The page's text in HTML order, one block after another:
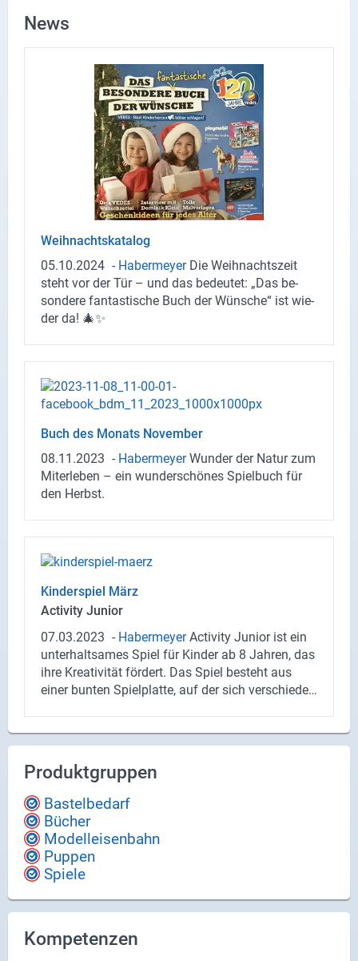
News
Weih­nachts­ka­ta­log
05.10.2024 - Ha­ber­mey­er Die Weih­nachts­zeit
steht vor der Tür – und das be­deu­tet: „Das be­
son­de­re fan­tas­ti­sche Buch der Wün­sche“ ist wie­
der da! 🎄✨
Buch des Mo­nats No­vem­ber
08.11.2023 - Ha­ber­mey­erWun­der der Natur zum
Mit­er­le­ben – ein wun­der­schö­nes Spiel­buch für
den Herbst.
Kin­der­spiel März
Ac­ti­vi­ty Ju­ni­or
07.03.2023 - Ha­ber­mey­erAc­ti­vi­ty Ju­ni­or ist ein
un­ter­halt­sa­mes Spiel für Kin­der ab 8 Jah­ren, das
ihre Krea­ti­vi­tät för­dert. Das Spiel be­steht aus
einer bun­ten Spiel­plat­te, auf der sich ver­schie­de­
Kin­dern pan­to­mi­misch dar­ge­stellt, ge­malt oder
es, als ers­ter Spie­ler das Ziel­feld zu er­rei­chen.
Das Spiel kann mit 4 bis 12 Spie­lern ge­spielt wer­
den und bie­tet stun­den­lan­gen Spiel­spaß für die
ganze Fa­mi­lie.
Produktgruppen
Bastelbedarf
Bücher
Modelleisenbahn
Puppen
Spiele
Kompetenzen